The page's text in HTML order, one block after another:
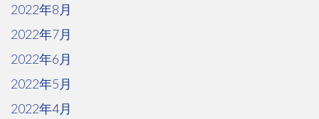
2022年8月
2022年7月
2022年6月
2022年5月
2022年4月